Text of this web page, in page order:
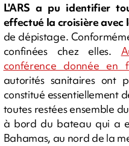
L'ARS a pu identifier
effectué la croisière avec
de dépistage.
confinées chez elles.
conférence donnée en
autorités sanitaires ont
constitué essentiellement
toutes restées ensemble
à bord du bateau qui a
Bahamas, au nord de la